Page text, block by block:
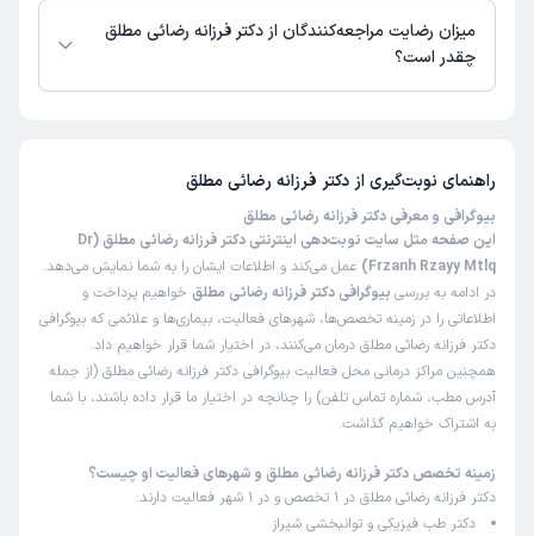
توضیح میدن
علت مراجعه: مدیریت دردهای مزمن (مانند کمردرد و گردن‌درد)
این پزشک را پیشنهاد میکنم
زمان انتظار: 15-45 دقیقه
خوب
کاربر دکترتو
کاربر آزاد
(
1405/03/11
)
این پزشک را پیشنهاد میکنم
بسیار سپاسگزارم از خانم دکتر رضایی دستشون خیر بود و درد
کمر مادرم واقعا برطرف شد برای ما تزریق انجام دادند و برای
میزان رضایت مراجعه‌کنندگان از دکتر فرزانه رضائی مطلق
چقدر است؟
راهنمای نوبت‌گیری از دکتر فرزانه رضائی مطلق
بیوگرافی و معرفی دکتر فرزانه رضائی مطلق
این صفحه مثل سایت نوبت‌دهی اینترنتی دکتر فرزانه رضائی مطلق (Dr
Frzanh Rzayy Mtlq)
عمل می‌کند و اطلاعات ایشان را به شما نمایش می‌دهد.
در ادامه به بررسی بیوگرافی دکتر فرزانه رضائی مطلق خواهیم پرداخت و
اطلاعاتی را در زمینه تخصص‌ها، شهرهای فعالیت، بیماری‌ها و علائمی که بیوگرافی
دکتر فرزانه رضائی مطلق درمان می‌کنند، در اختیار شما قرار خواهیم داد.
همچنین مراکز درمانی محل فعالیت بیوگرافی دکتر فرزانه رضائی مطلق (از جمله
آدرس مطب، شماره تماس تلفن) را چنانچه در اختیار ما قرار داده باشند، با شما
به اشتراک خواهیم گذاشت.
زمینه تخصص دکتر فرزانه رضائی مطلق و شهرهای فعالیت او چیست؟
دکتر فرزانه رضائی مطلق در 1 تخصص و در 1 شهر فعالیت دارند:
دکتر طب فیزیکی و توانبخشی شیراز